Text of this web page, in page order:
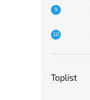
Toplist